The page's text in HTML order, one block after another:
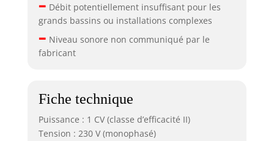
– Débit potentiellement insuffisant pour les
grands bassins ou installations complexes
– Niveau sonore non communiqué par le
fabricant
Fiche technique
Puissance : 1 CV (classe d’efficacité II)
Tension : 230 V (monophasé)